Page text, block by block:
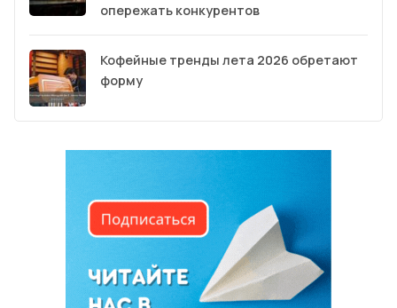
опережать конкурентов
Кофейные тренды лета 2026 обретают
форму